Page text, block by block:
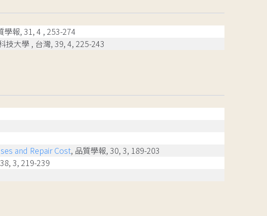
學報, 31, 4 , 253-274
技大學 , 台灣, 39, 4, 225-243
and Repair Cost, 品質學報, 30, 3, 189-203
3, 219-239